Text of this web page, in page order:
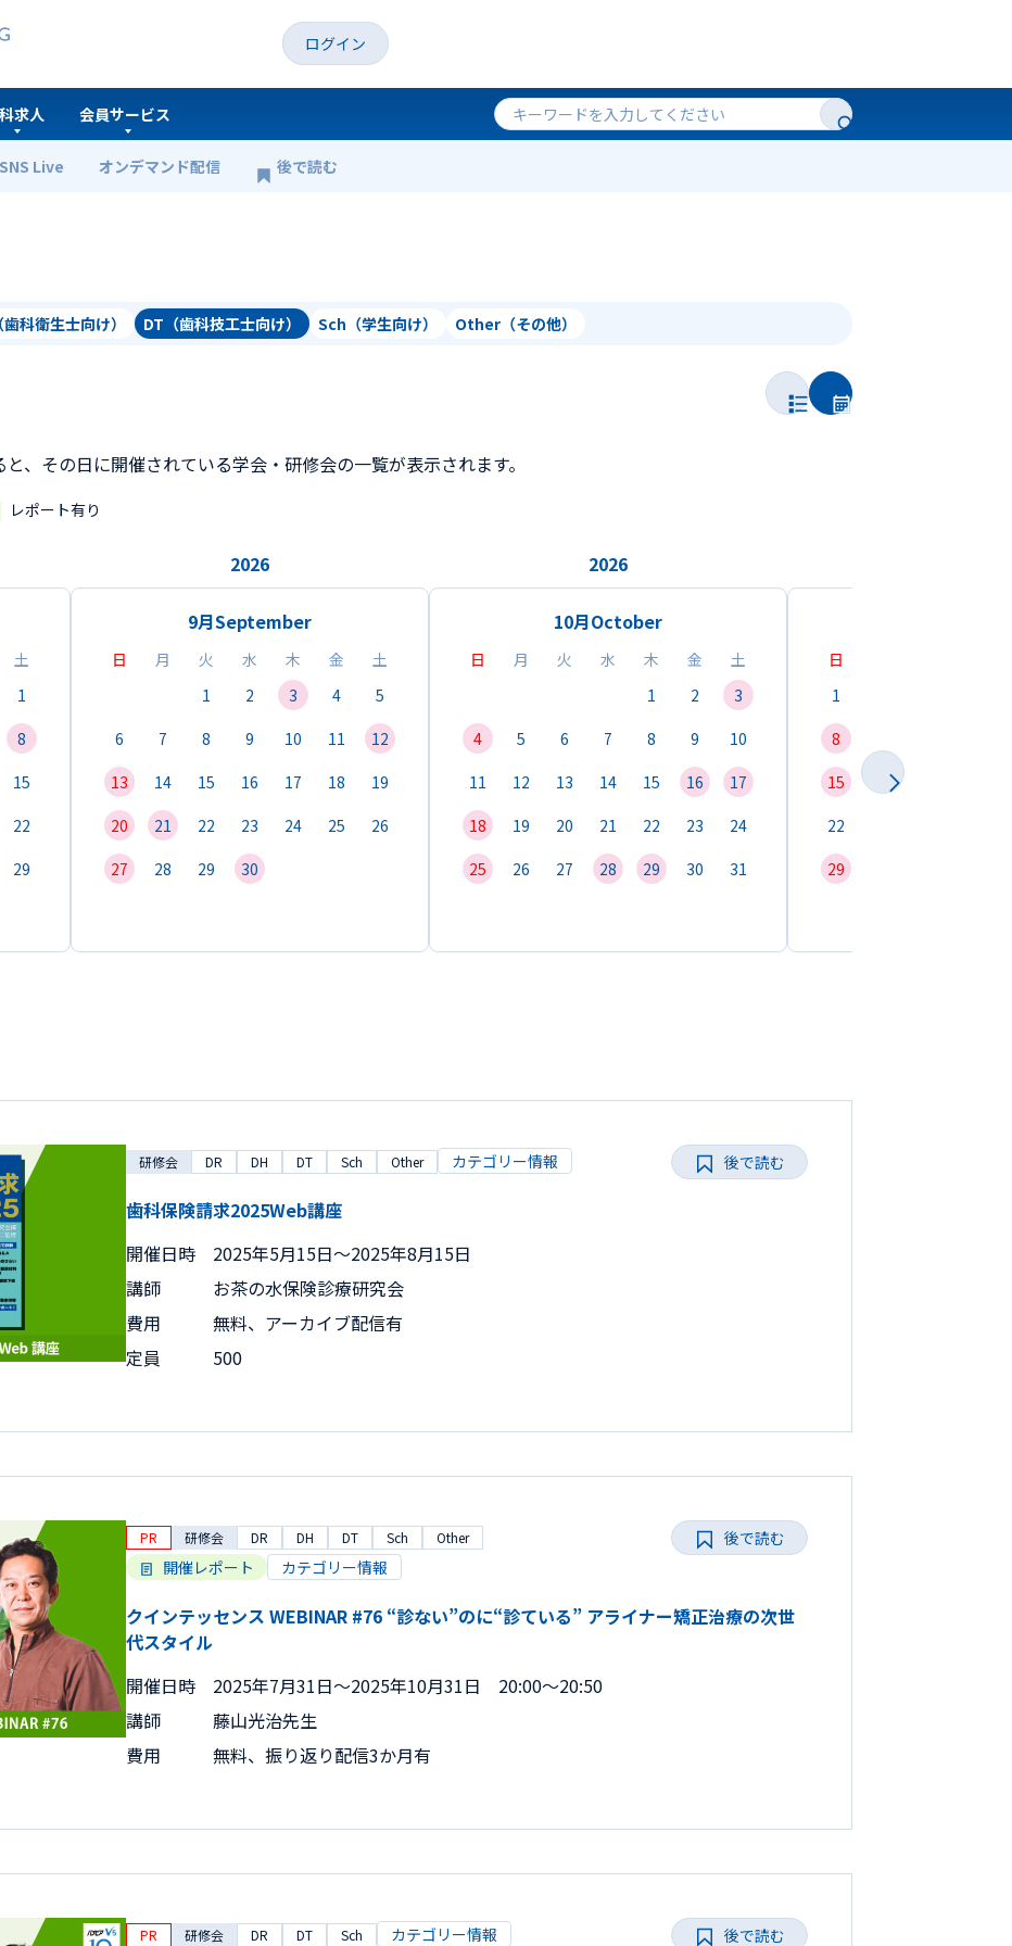
ログイン
SNS Live オンデマンド配信 後で読む
求人 会員サービス
科衛生士向け） DT（歯科技工士向け） Sch（学生向け） Other（その他）
、その日に開催されている学会・研修会の一覧が表示されます。
レポート有り
土
1
8
15
22
29
2026
9月September
日 月 火 水 木 金
土
1
2 3 4
5
6
7 8 9 10 11
12
13
14 15 16 17 18
19
20
21 22 23 24 25
26
27
28 29 30
2026
10月October
日 月 火 水 木 金
土
1
2
3
4
5 6 7 8 9
10
11
12 13 14 15 16
17
18
19 20 21 22 23
24
25
26 27 28 29 30 31
日
1
8
15
22
29
研修会 DR DH DT Sch Other カテゴリー情報
歯科保険請求2025Web講座
開催日時
2025年5月15日〜2025年8月15日
講師
お茶の水保険診療研究会
費用
無料、アーカイブ配信有
定員
500
後で読む
PR 研修会 DR DH DT Sch Other
開催レポート カテゴリー情報
クインテッセンス WEBINAR #76 “診ない”のに“診ている” アライナー矯正治療の次世
代スタイル
開催日時
2025年7月31日〜2025年10月31日 20:00～20:50
講師
藤山光治先生
費用
無料、振り返り配信3か月有
後で読む
PR 研修会 DR DT Sch カテゴリー情報 後で読む